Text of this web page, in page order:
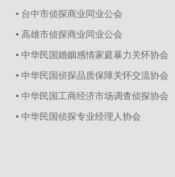
▪ 台中市侦探商业同业公会
▪ 高雄市侦探商业同业公会
▪ 中华民国婚姻感情家庭暴力关怀协会
▪ 中华民国侦探品质保障关怀交流协会
▪ 中华民国工商经济市场调查侦探协会
▪ 中华民国侦探专业经理人协会